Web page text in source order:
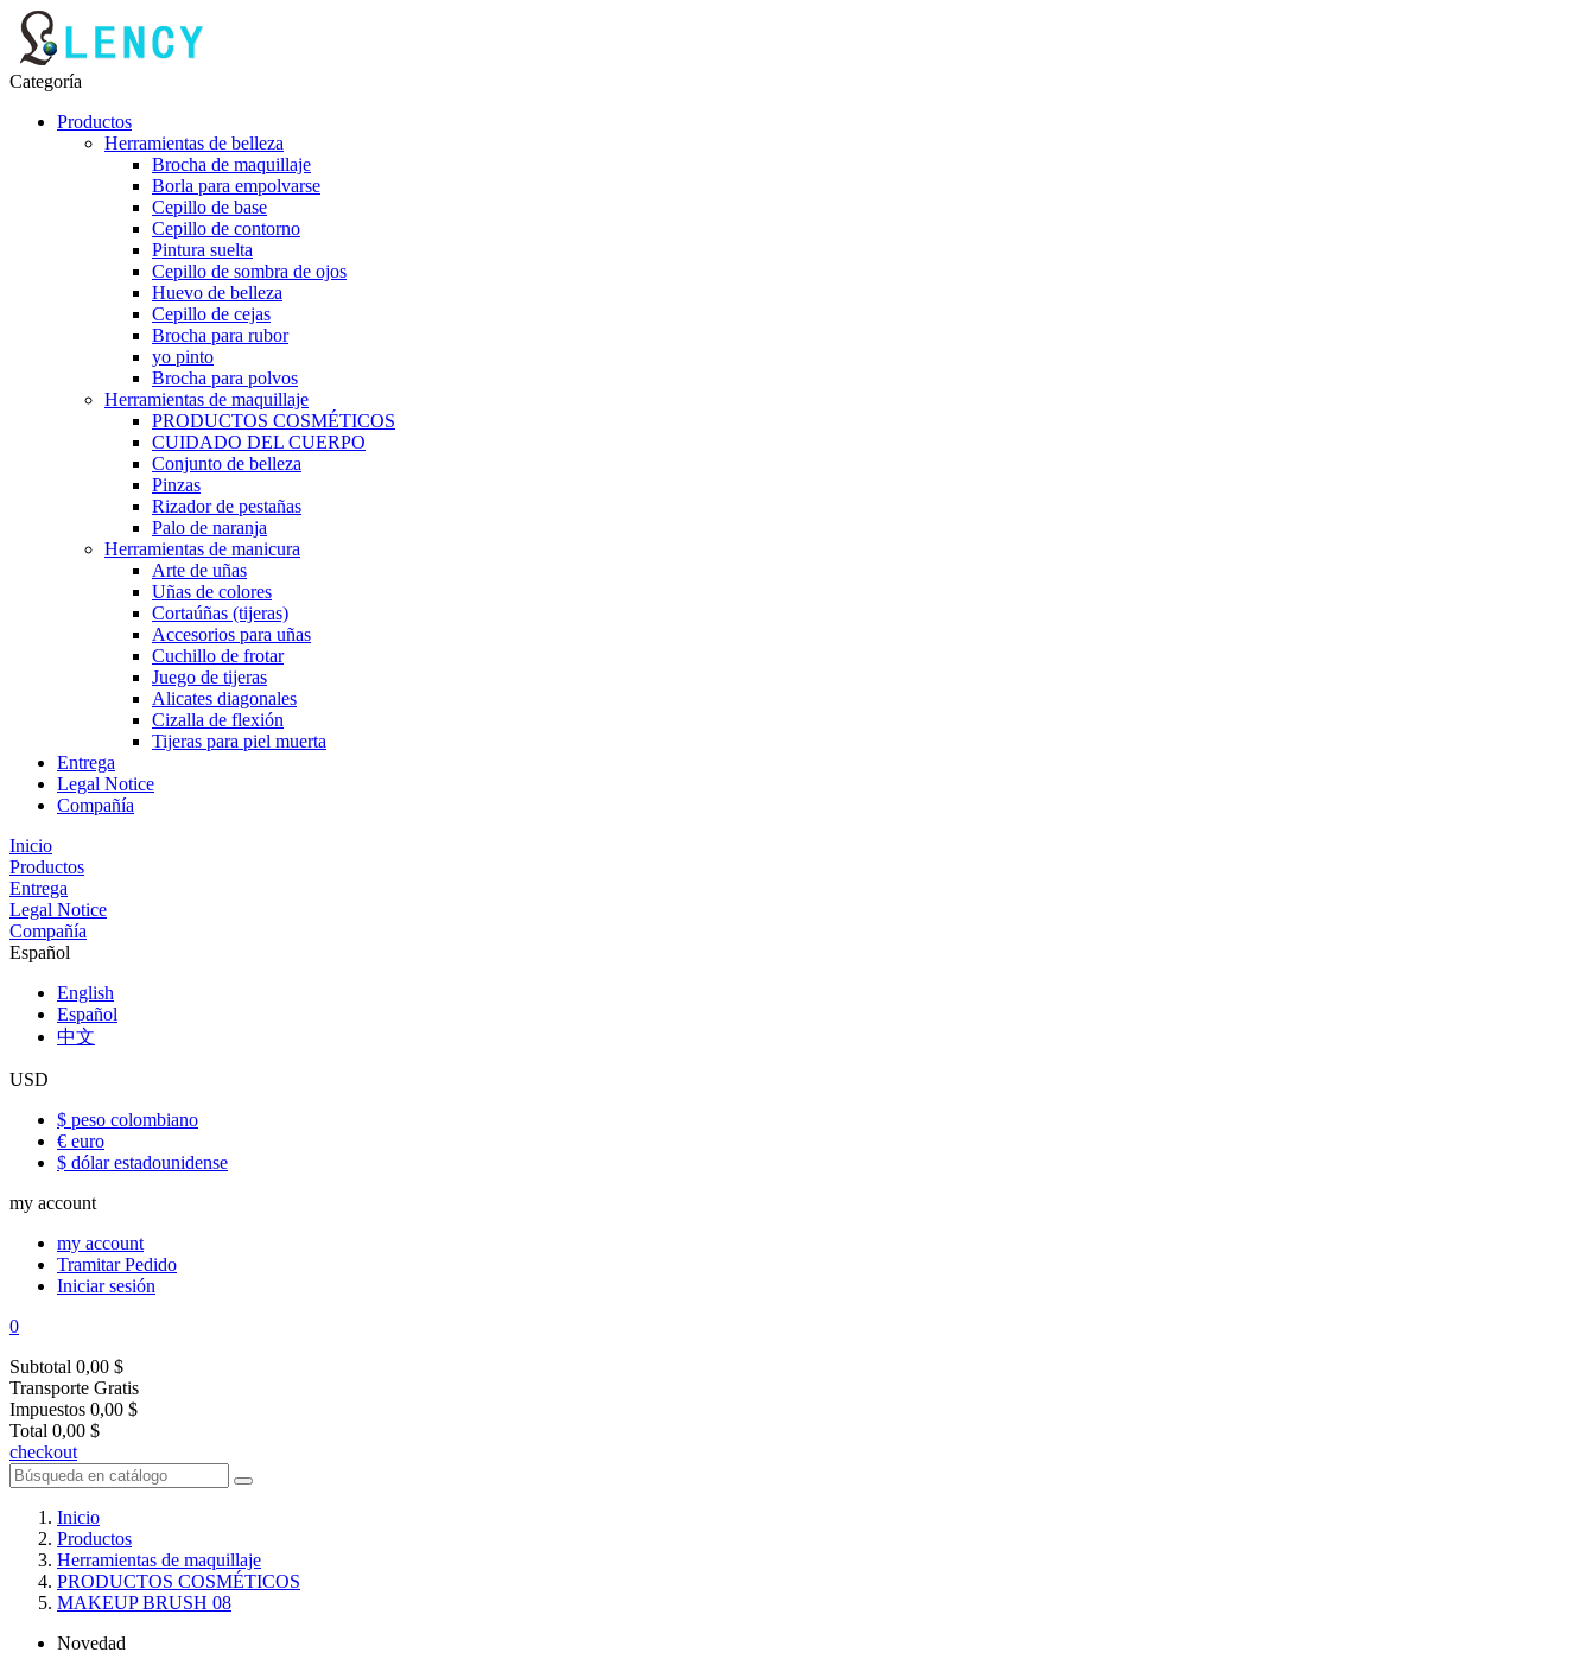
Categoría
Productos
Herramientas de belleza
Brocha de maquillaje
Borla para empolvarse
Cepillo de base
Cepillo de contorno
Pintura suelta
Cepillo de sombra de ojos
Huevo de belleza
Cepillo de cejas
Brocha para rubor
yo pinto
Brocha para polvos
Herramientas de maquillaje
PRODUCTOS COSMÉTICOS
CUIDADO DEL CUERPO
Conjunto de belleza
Pinzas
Rizador de pestañas
Palo de naranja
Herramientas de manicura
Arte de uñas
Uñas de colores
Cortaúñas (tijeras)
Accesorios para uñas
Cuchillo de frotar
Juego de tijeras
Alicates diagonales
Cizalla de flexión
Tijeras para piel muerta
Entrega
Legal Notice
Compañía
Inicio
Productos
Entrega
Legal Notice
Compañía
Español
English
Español
中文
USD
$ peso colombiano
€ euro
$ dólar estadounidense
my account
my account
Tramitar Pedido
Iniciar sesión
0
Subtotal 0,00 $
Transporte Gratis
Impuestos 0,00 $
Total 0,00 $
checkout
Inicio
Productos
Herramientas de maquillaje
PRODUCTOS COSMÉTICOS
MAKEUP BRUSH 08
Novedad